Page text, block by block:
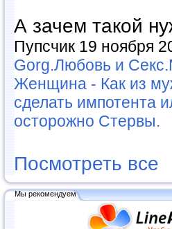
А зачем такой
Пупсчик 19 ноября
Gorg.Любовь и
Женщина - Как из
сделать импотента
осторожно Стервы.
Посмотреть все
Мы рекомендуем